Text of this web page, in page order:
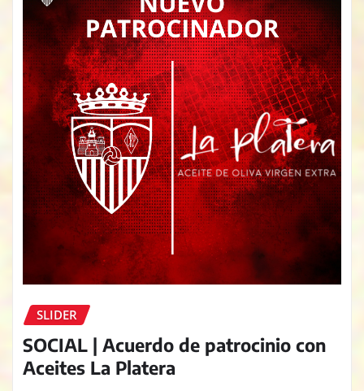
SLIDER
SOCIAL | Acuerdo de patrocinio con
Aceites La Platera